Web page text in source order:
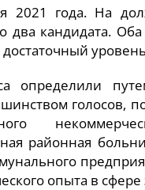
года. На
два кандидата.
определили
голосов,
районная
опыта в